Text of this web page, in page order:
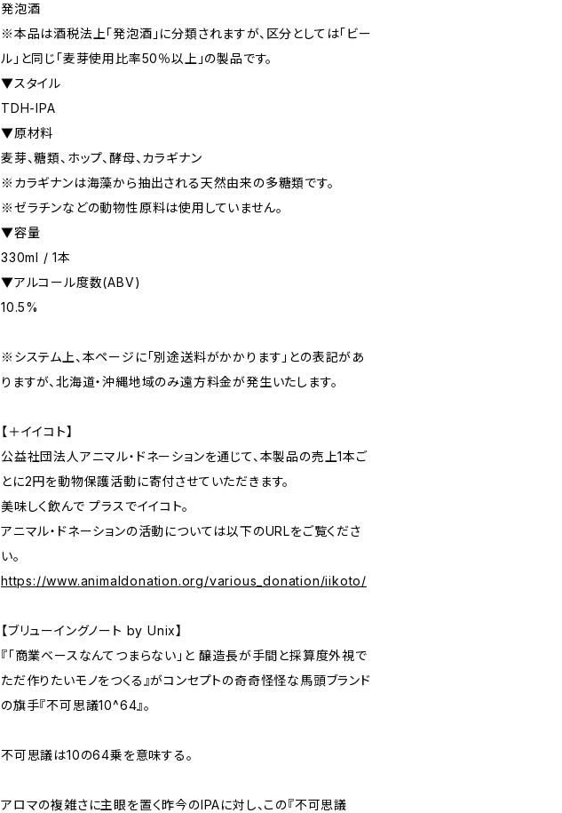
発泡酒
※本品は酒税法上「発泡酒」に分類されますが、区分としては「ビー
ル」と同じ「麦芽使用比率50％以上」の製品です。
▼スタイル
TDH-IPA
▼原材料
麦芽、糖類、ホップ、酵母、カラギナン
※カラギナンは海藻から抽出される天然由来の多糖類です。
※ゼラチンなどの動物性原料は使用していません。
▼容量
330ml / 1本
▼アルコール度数(ABV)
10.5%
※システム上、本ページに「別途送料がかかります」との表記があ
りますが、北海道・沖縄地域のみ遠方料金が発生いたします。
【＋イイコト】
公益社団法人アニマル・ドネーションを通じて、本製品の売上1本ご
とに2円を動物保護活動に寄付させていただきます。
美味しく飲んで プラスでイイコト。
アニマル・ドネーションの活動については以下のURLをご覧くださ
い。
https://www.animaldonation.org/various_donation/iikoto/
【ブリューイングノート by Unix】
『「商業ベースなんてつまらない」と 醸造長が手間と採算度外視で
ただ作りたいモノをつくる』がコンセプトの奇奇怪怪な馬頭ブランド
の旗手『不可思議10^64』。
不可思議は10の64乗を意味する。
アロマの複雑さに主眼を置く昨今のIPAに対し、この『不可思議